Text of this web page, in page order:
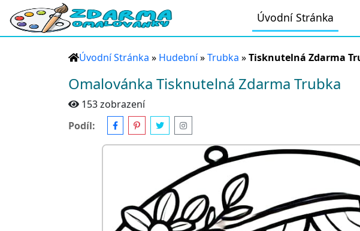
Úvodní Stránka
Úvodní Stránka » Hudební»Trubka »Tisknutelná Zdarma
Omalovánka Tisknutelná Zdarma Trubka
153 zobrazení
Podíl: